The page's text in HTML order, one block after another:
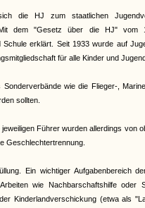
die HJ zum staatlichen
Mit dem "Gesetz über die HJ"
Schule erklärt. Seit 1933 wurde auf
für alle Kinder und
wie die Flieger-,
sollten.
Führer wurden allerdings von
Geschlechtertrennung.
Ein wichtiger Aufgabenbereich
wie Nachbarschaftshilfe
Kinderlandverschickung (etwa als